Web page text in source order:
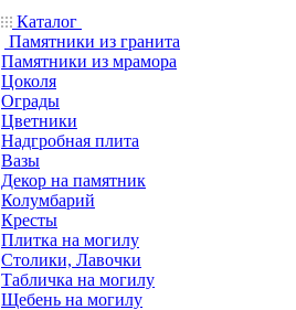
Каталог
Памятники из гранита
Памятники из мрамора
Цоколя
Ограды
Цветники
Надгробная плита
Вазы
Декор на памятник
Колумбарий
Кресты
Плитка на могилу
Столики, Лавочки
Табличка на могилу
Щебень на могилу